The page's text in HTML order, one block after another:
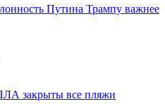
Путина Трампу важнее
закрыты все пляжи